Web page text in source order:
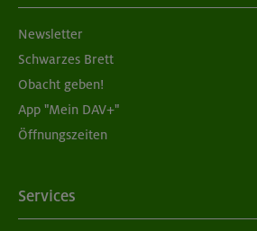
Newsletter
Schwarzes Brett
Obacht geben!
App "Mein DAV+"
Öffnungszeiten
Services